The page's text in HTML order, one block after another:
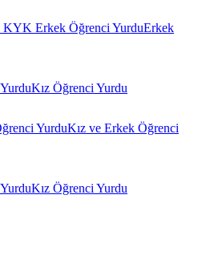
KYK Erkek Öğrenci YurduErkek
Kız Öğrenci Yurdu
YurduKız ve Erkek Öğrenci
Kız Öğrenci Yurdu